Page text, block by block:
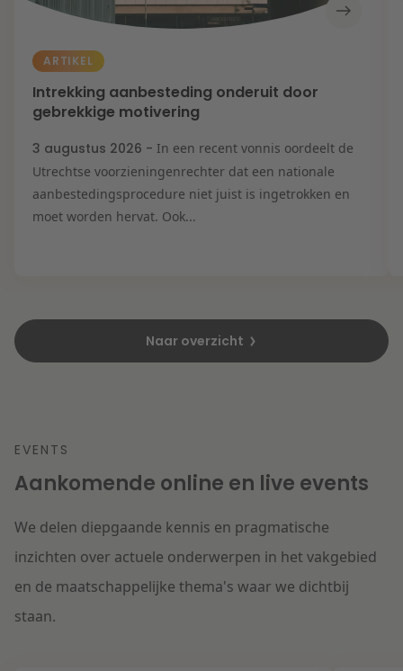
ARTIKEL
Intrekking aanbesteding onderuit door
gebrekkige motivering
3 augustus 2026 - In een recent vonnis oordeelt de
Utrechtse voorzieningenrechter dat een nationale
aanbestedingsprocedure niet juist is ingetrokken en
moet worden hervat. Ook...
Naar overzicht
EVENTS
Aankomende online en live events
We delen diepgaande kennis en pragmatische
inzichten over actuele onderwerpen in het vakgebied
en de maatschappelijke thema's waar we dichtbij
staan.